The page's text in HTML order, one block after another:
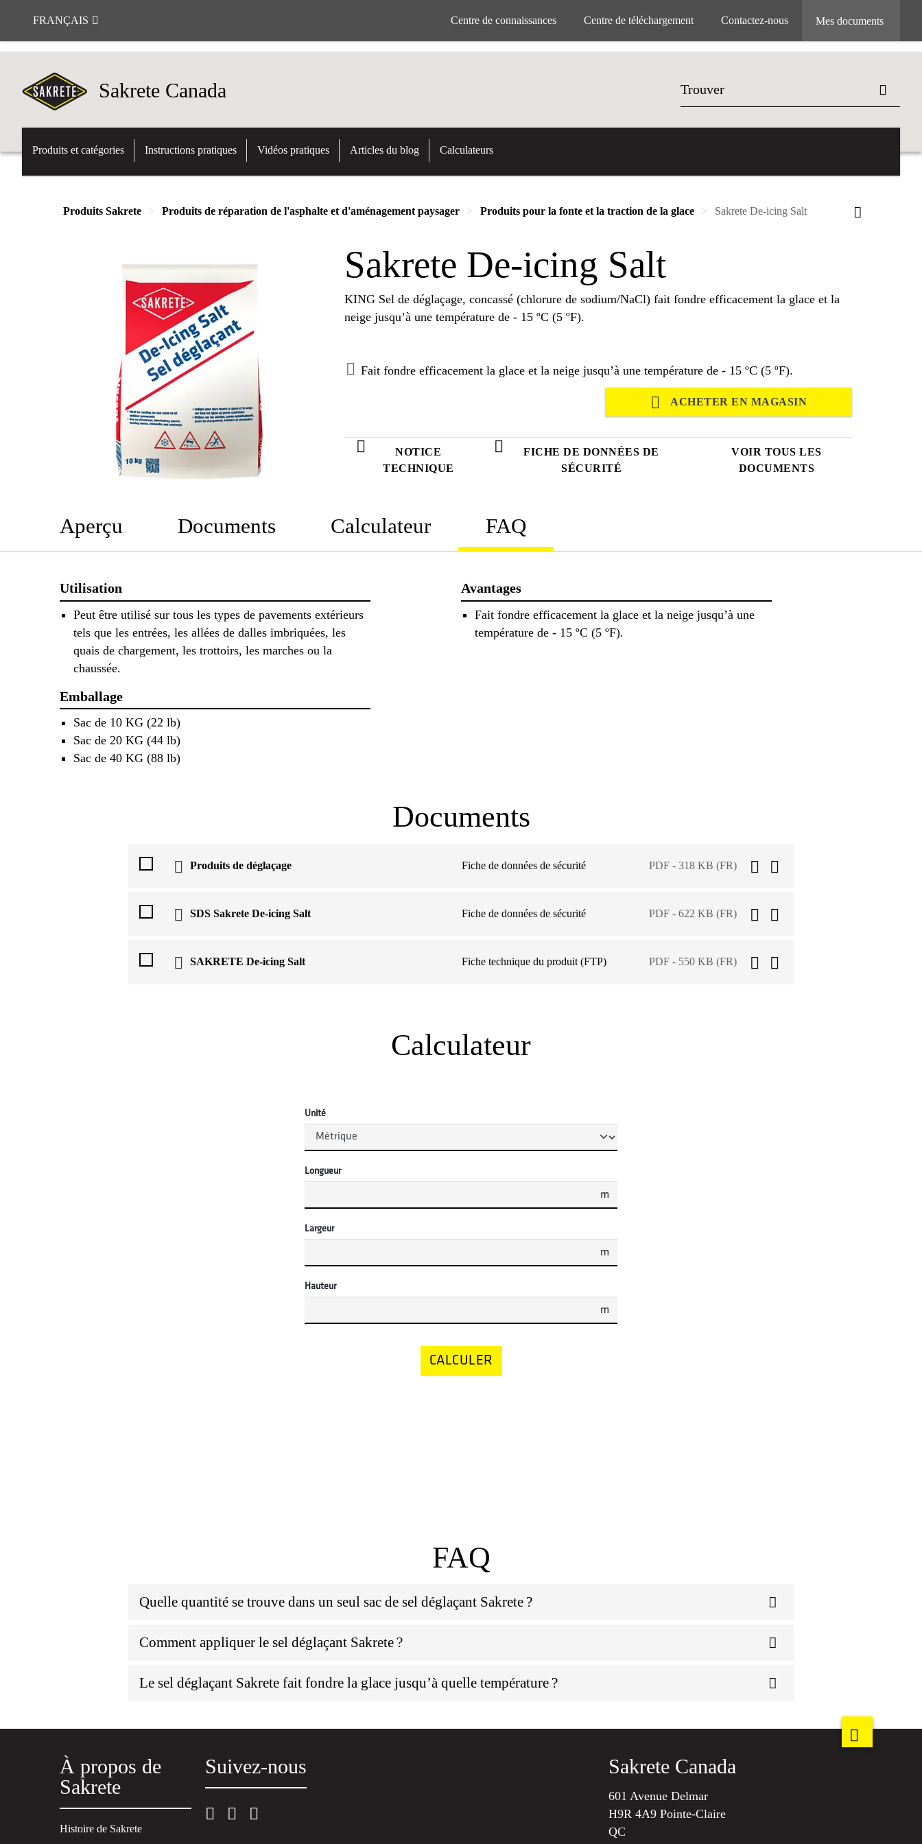
FRANÇAIS Centre de connaissances Centre de téléchargement Contactez-nous Mes documents
Sakrete Canada
Produits et catégories Instructions pratiques Vidéos pratiques Articles du blog Calculateurs
Produits Sakrete Produits de réparation de l'asphalte et d'aménagement paysager Produits pour la fonte et la traction de la glace Sakrete De-icing Salt
Sakrete De-icing Salt
KING Sel de déglaçage, concassé (chlorure de sodium/NaCl) fait fondre efficacement la glace et la
neige jusqu’à une température de - 15 ºC (5 ºF).
Fait fondre efficacement la glace et la neige jusqu’à une température de - 15 ºC (5 ºF).
ACHETER EN MAGASIN
NOTICE
TECHNIQUE
FICHE DE DONNÉES DE
SÉCURITÉ
VOIR TOUS LES
DOCUMENTS
Aperçu Documents Calculateur FAQ
Utilisation
Peut être utilisé sur tous les types de pavements extérieurs
tels que les entrées, les allées de dalles imbriquées, les
quais de chargement, les trottoirs, les marches ou la
chaussée.
Avantages
Fait fondre efficacement la glace et la neige jusqu’à une
température de - 15 ºC (5 ºF).
Emballage
Sac de 10 KG (22 lb)
Sac de 20 KG (44 lb)
Sac de 40 KG (88 lb)
Documents
Produits de déglaçage Fiche de données de sécurité PDF - 318 KB (FR)
SDS Sakrete De-icing Salt Fiche de données de sécurité PDF - 622 KB (FR)
SAKRETE De-icing Salt Fiche technique du produit (FTP) PDF - 550 KB (FR)
Calculateur
FAQ
Quelle quantité se trouve dans un seul sac de sel déglaçant Sakrete ?
Comment appliquer le sel déglaçant Sakrete ?
Le sel déglaçant Sakrete fait fondre la glace jusqu’à quelle température ?
À propos de
Sakrete
Histoire de Sakrete
Suivez-nous Sakrete Canada
601 Avenue Delmar
H9R 4A9 Pointe-Claire
QC